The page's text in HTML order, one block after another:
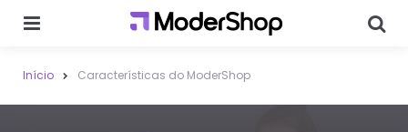
Início Características do ModerShop